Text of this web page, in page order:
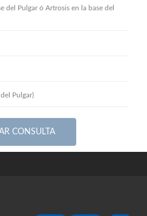
del Pulgar ó Artrosis en la base del
Pulgar)
CONSULTA